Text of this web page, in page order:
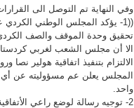
وفي النهاية تم التوصل الى
((1- يؤكد المجلس الوطني
تحقيق وحدة الموقف والصف
الا أن مجلس الشعب لغربي كردستان
الالتزام بتنفيذ اتفاقية هولير
المجلس يعلن عم مسؤوليته عن أي
واحد.
2- توجيه رسالة لوضع راعي الأتفاقية في صورة الموقف .